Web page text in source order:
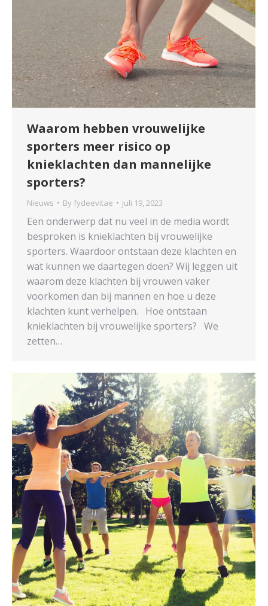
Waarom hebben vrouwelijke
sporters meer risico op
knieklachten dan mannelijke
sporters?
Nieuws By fydeevitae juli 19, 2023
Een onderwerp dat nu veel in de media wordt
besproken is knieklachten bij vrouwelijke
sporters. Waardoor ontstaan deze klachten en
wat kunnen we daartegen doen? Wij leggen uit
waarom deze klachten bij vrouwen vaker
voorkomen dan bij mannen en hoe u deze
klachten kunt verhelpen. Hoe ontstaan
knieklachten bij vrouwelijke sporters? We
zetten…